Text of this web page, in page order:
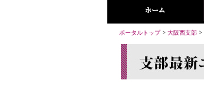
ポータルトップ> 大阪西支部 >